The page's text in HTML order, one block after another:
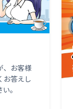
、お客様
お答えし
。